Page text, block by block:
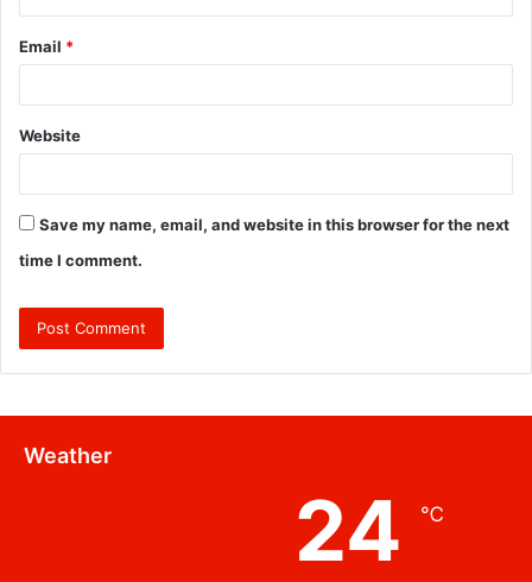
Email *
Website
Save my name, email, and website in this browser for the next
time I comment.
Weather
24 ℃